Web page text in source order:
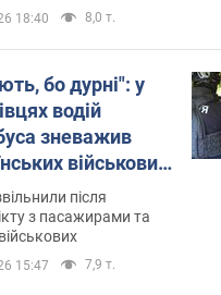
18:40 8,0 т.
бо дурні": у
водій
зневажив
військових
Відео
після
з пасажирами та
15:47 7,9 т.